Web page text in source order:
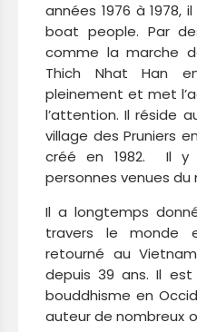
années 1976 à 1978,
boat people. Par
comme la marche
Thich Nhat Han
pleinement et met
l’attention. Il réside
village des Pruniers
créé en 1982. Il y
personnes venues du
Il a longtemps
travers le monde
retourné au
depuis 39 ans. Il
bouddhisme en
auteur de nombreux